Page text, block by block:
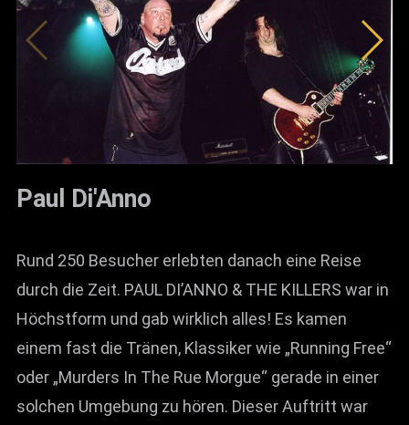
Paul Di'Anno
Rund 250 Besucher erlebten danach eine Reise
durch die Zeit. PAUL DI’ANNO & THE KILLERS war in
Höchstform und gab wirklich alles! Es kamen
einem fast die Tränen, Klassiker wie „Running Free“
oder „Murders In The Rue Morgue“ gerade in einer
solchen Umgebung zu hören. Dieser Auftritt war